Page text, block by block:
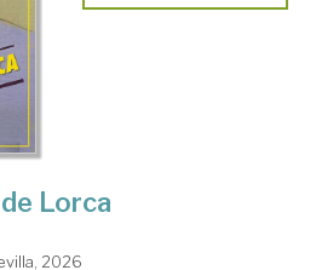
Lorca
2026